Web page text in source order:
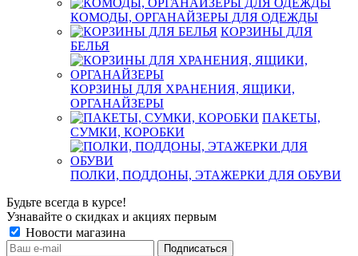
КОМОДЫ, ОРГАНАЙЗЕРЫ ДЛЯ ОДЕЖДЫ
КОРЗИНЫ ДЛЯ
БЕЛЬЯ
КОРЗИНЫ ДЛЯ ХРАНЕНИЯ, ЯЩИКИ,
ОРГАНАЙЗЕРЫ
ПАКЕТЫ,
СУМКИ, КОРОБКИ
ПОЛКИ, ПОДДОНЫ, ЭТАЖЕРКИ ДЛЯ ОБУВИ
Будьте всегда в курсе!
Узнавайте о скидках и акциях первым
Новости магазина